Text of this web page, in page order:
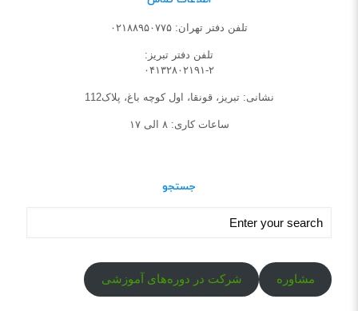
تلفن دفتر تهران: ۰۲۱۸۸۹۵۰۷۷۵
تلفن‌ دفتر تبریز:
۰۴۱۳۲۸۰۲۱۹۱-۲
نشانی: تبریز، قونقا، اول کوچه باغ، پلاک112
ساعات کاری: ۸ الی ۱۷
جستجو
مشاوره شرکت در دوره‌های آموزشی